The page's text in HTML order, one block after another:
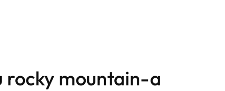
rocky mountain-a